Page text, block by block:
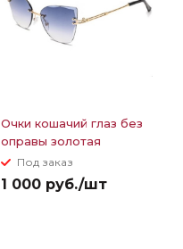
Очки кошачий глаз без
оправы золотая
переносица градиент
Под заказ
1 000 руб./шт